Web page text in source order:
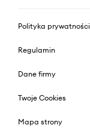
Polityka prywatności
Regulamin
Dane firmy
Twoje Cookies
Mapa strony